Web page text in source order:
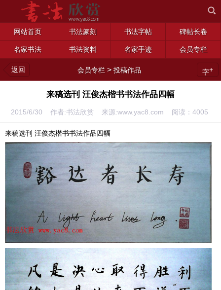
网站首页 书法篆刻 书法字帖 碑帖长卷
名家书法 书法资料 名家手迹 会员专栏
返回 会员专栏 >投稿作品 字+
来稿选刊 汪俊杰楷书书法作品四幅
2015/6/30 作者:书法欣赏 来源:www.yac8.com 阅读： 4005
来稿选刊 汪俊杰楷书书法作品四幅